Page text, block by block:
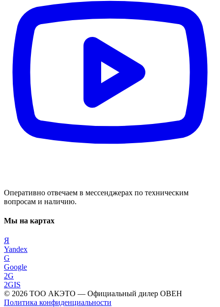
Оперативно отвечаем в мессенджерах по техническим
вопросам и наличию.
Мы на картах
Я
Yandex
G
Google
2G
2GIS
© 2026 ТОО АКЭТО — Официальный дилер ОВЕН
Политика конфиденциальности